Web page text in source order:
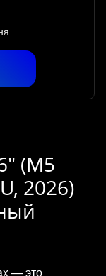
(M5
2026)
— это